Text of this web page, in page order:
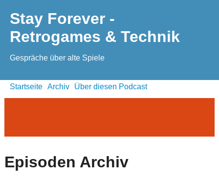
Stay Forever -
Retrogames & Technik
Gespräche über alte Spiele
Startseite Archiv Über diesen Podcast
Episoden Archiv